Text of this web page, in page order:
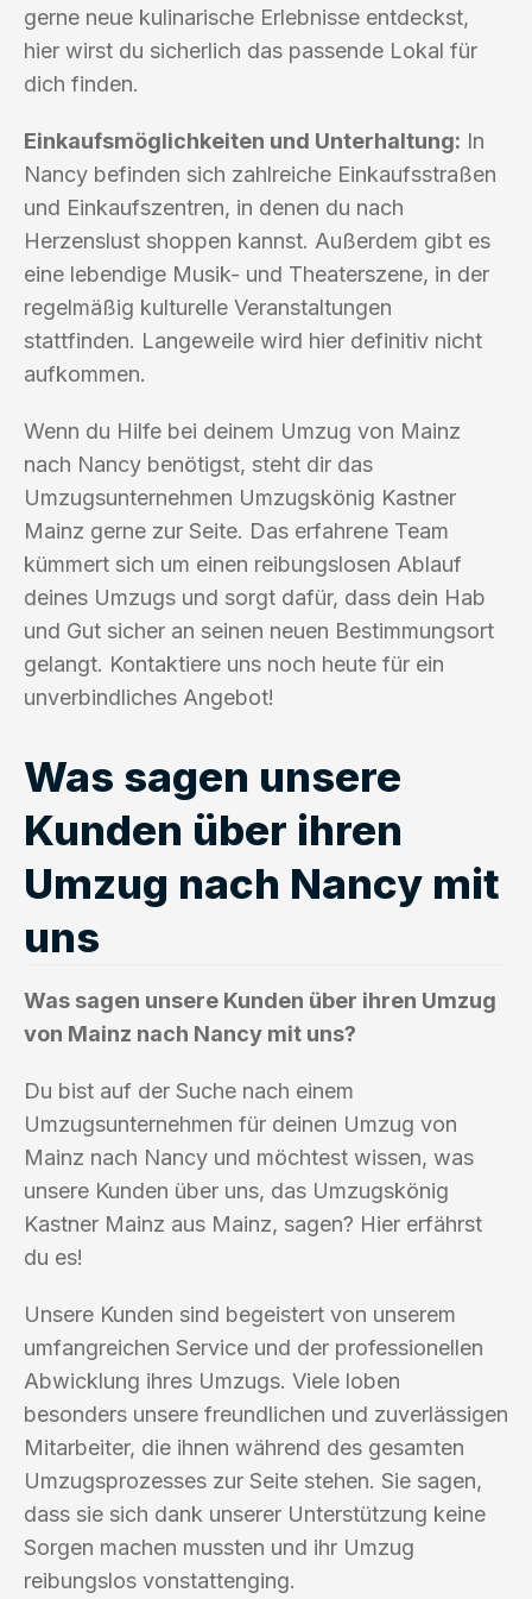
gerne neue kulinarische Erlebnisse entdeckst,
hier wirst du sicherlich das passende Lokal für
dich finden.
Einkaufsmöglichkeiten und Unterhaltung: In
Nancy befinden sich zahlreiche Einkaufsstraßen
und Einkaufszentren, in denen du nach
Herzenslust shoppen kannst. Außerdem gibt es
eine lebendige Musik- und Theaterszene, in der
regelmäßig kulturelle Veranstaltungen
stattfinden. Langeweile wird hier definitiv nicht
aufkommen.
Wenn du Hilfe bei deinem Umzug von Mainz
nach Nancy benötigst, steht dir das
Umzugsunternehmen Umzugskönig Kastner
Mainz gerne zur Seite. Das erfahrene Team
kümmert sich um einen reibungslosen Ablauf
deines Umzugs und sorgt dafür, dass dein Hab
und Gut sicher an seinen neuen Bestimmungsort
gelangt. Kontaktiere uns noch heute für ein
unverbindliches Angebot!
Was sagen unsere
Kunden über ihren
Umzug nach Nancy mit
uns
Was sagen unsere Kunden über ihren Umzug
von Mainz nach Nancy mit uns?
Du bist auf der Suche nach einem
Umzugsunternehmen für deinen Umzug von
Mainz nach Nancy und möchtest wissen, was
unsere Kunden über uns, das Umzugskönig
Kastner Mainz aus Mainz, sagen? Hier erfährst
du es!
Unsere Kunden sind begeistert von unserem
umfangreichen Service und der professionellen
Abwicklung ihres Umzugs. Viele loben
besonders unsere freundlichen und zuverlässigen
Mitarbeiter, die ihnen während des gesamten
Umzugsprozesses zur Seite stehen. Sie sagen,
dass sie sich dank unserer Unterstützung keine
Sorgen machen mussten und ihr Umzug
reibungslos vonstattenging.